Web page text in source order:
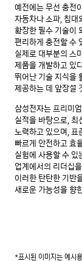
예전에는 무선 충전
자동차나 소파, 침대
확장한 필수 기술이
편리하게 충전할 수
실제로 대부분의 스
제품을 개발하고 있
뛰어난 기술 지식을
제공하는 데 앞장설
삼성전자는 프리미
실적을 바탕으로,
노력하고 있으며, 표
빠르게 안전하고 효
실험에 사용할 수
업계에서의 리더십
이러한 탄탄한 기반
새로운 가능성을 향
*표시된 이미지는 예시